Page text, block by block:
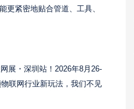
更紧密地贴合管道、工具、
展・深圳站！2026年8月26-
联网行业新玩法，我们不见